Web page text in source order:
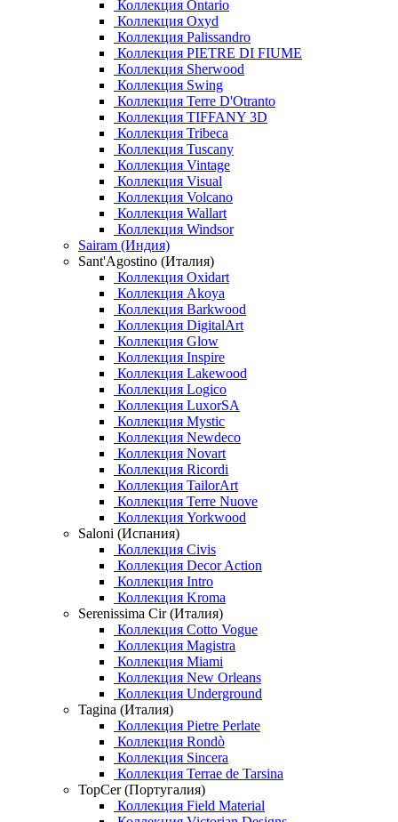
Коллекция Ontario
Коллекция Oxyd
Коллекция Palissandro
Коллекция PIETRE DI FIUME
Коллекция Sherwood
Коллекция Swing
Коллекция Terre D'Otranto
Коллекция TIFFANY 3D
Коллекция Tribeca
Коллекция Tuscany
Коллекция Vintage
Коллекция Visual
Коллекция Volcano
Коллекция Wallart
Коллекция Windsor
Sairam (Индия)
Sant'Agostino (Италия)
Коллекция Oxidart
Коллекция Akoya
Коллекция Barkwood
Коллекция DigitalArt
Коллекция Glow
Коллекция Inspire
Коллекция Lakewood
Коллекция Logico
Коллекция LuxorSA
Коллекция Mystic
Коллекция Newdeco
Коллекция Novart
Коллекция Ricordi
Коллекция TailorArt
Коллекция Terre Nuove
Коллекция Yorkwood
Saloni (Испания)
Коллекция Civis
Коллекция Decor Action
Коллекция Intro
Коллекция Kroma
Serenissima Cir (Италия)
Коллекция Cotto Vogue
Коллекция Magistra
Коллекция Miami
Коллекция New Orleans
Коллекция Underground
Tagina (Италия)
Коллекция Pietre Perlate
Коллекция Rondò
Коллекция Sincera
Коллекция Terrae de Tarsina
TopCer (Португалия)
Коллекция Field Material